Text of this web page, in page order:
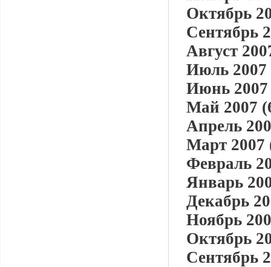
Октябрь
Сентябрь
Август
Июль 2007
Июнь 2007
Май 2007
Апрель
Март 2007
Февраль
Январь
Декабрь
Ноябрь
Октябрь
Сентябрь